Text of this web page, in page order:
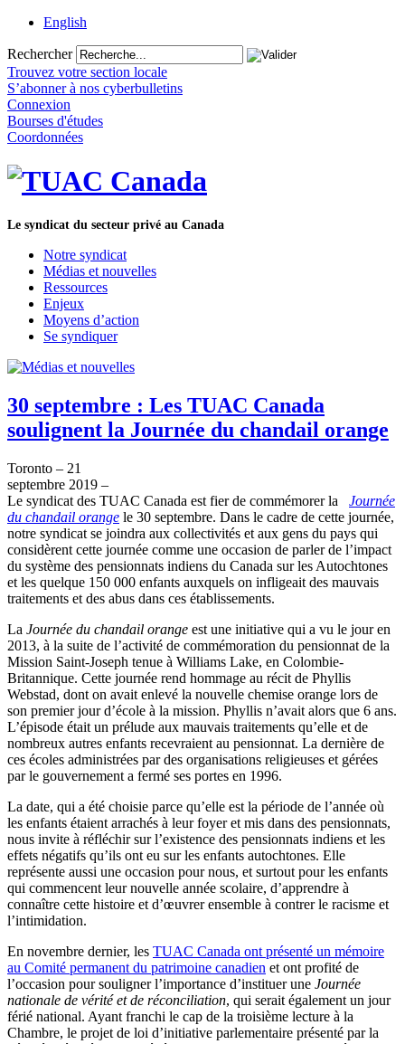
English
Rechercher
Trouvez votre section locale
S’abonner à nos cyberbulletins
Connexion
Bourses d'études
Coordonnées
Le syndicat du secteur privé au Canada
Notre syndicat
Médias et nouvelles
Ressources
Enjeux
Moyens d’action
Se syndiquer
30 septembre : Les TUAC Canada
soulignent la Journée du chandail orange
Toronto – 21
septembre 2019 –
Le syndicat des TUAC Canada est fier de commémorer la Journée
du chandail orange le 30 septembre. Dans le cadre de cette journée,
notre syndicat se joindra aux collectivités et aux gens du pays qui
considèrent cette journée comme une occasion de parler de l’impact
du système des pensionnats indiens du Canada sur les Autochtones
et les quelque 150 000 enfants auxquels on infligeait des mauvais
traitements et des abus dans ces établissements.
La Journée du chandail orange est une initiative qui a vu le jour en
2013, à la suite de l’activité de commémoration du pensionnat de la
Mission Saint-Joseph tenue à Williams Lake, en Colombie-
Britannique. Cette journée rend hommage au récit de Phyllis
Webstad, dont on avait enlevé la nouvelle chemise orange lors de
son premier jour d’école à la mission. Phyllis n’avait alors que 6 ans.
L’épisode était un prélude aux mauvais traitements qu’elle et de
nombreux autres enfants recevraient au pensionnat. La dernière de
ces écoles administrées par des organisations religieuses et gérées
par le gouvernement a fermé ses portes en 1996.
La date, qui a été choisie parce qu’elle est la période de l’année où
les enfants étaient arrachés à leur foyer et mis dans des pensionnats,
nous invite à réfléchir sur l’existence des pensionnats indiens et les
effets négatifs qu’ils ont eu sur les enfants autochtones. Elle
représente aussi une occasion pour nous, et surtout pour les enfants
qui commencent leur nouvelle année scolaire, d’apprendre à
connaître cette histoire et d’œuvrer ensemble à contrer le racisme et
l’intimidation.
En novembre dernier, les TUAC Canada ont présenté un mémoire
au Comité permanent du patrimoine canadien et ont profité de
l’occasion pour souligner l’importance d’instituer une Journée
nationale de vérité et de réconciliation, qui serait également un jour
férié national. Ayant franchi le cap de la troisième lecture à la
Chambre, le projet de loi d’initiative parlementaire présenté par la